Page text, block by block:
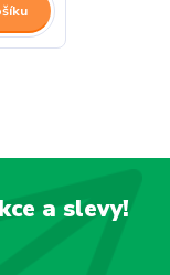
a slevy!